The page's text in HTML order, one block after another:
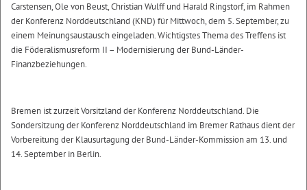
Carstensen, Ole von Beust, Christian Wulff und Harald Ringstorf, im Rahmen
der Konferenz Norddeutschland (KND) für Mittwoch, dem 5. September, zu
einem Meinungsaustausch eingeladen. Wichtigstes Thema des Treffens ist
die Föderalismusreform II – Modernisierung der Bund-Länder-
Finanzbeziehungen.
Bremen ist zurzeit Vorsitzland der Konferenz Norddeutschland. Die
Sondersitzung der Konferenz Norddeutschland im Bremer Rathaus dient der
Vorbereitung der Klausurtagung der Bund-Länder-Kommission am 13. und
14. September in Berlin.